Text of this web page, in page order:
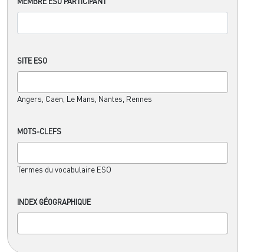
SITE ESO
Angers, Caen, Le Mans, Nantes, Rennes
MOTS-CLEFS
Termes du vocabulaire ESO
INDEX GÉOGRAPHIQUE